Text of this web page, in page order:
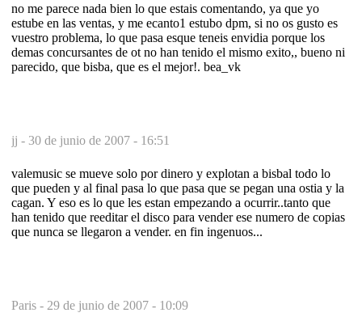
no me parece nada bien lo que estais comentando, ya que yo
estube en las ventas, y me ecanto1 estubo dpm, si no os gusto es
vuestro problema, lo que pasa esque teneis envidia porque los
demas concursantes de ot no han tenido el mismo exito,, bueno ni
parecido, que bisba, que es el mejor!. bea_vk
jj - 30 de junio de 2007 - 16:51
valemusic se mueve solo por dinero y explotan a bisbal todo lo
que pueden y al final pasa lo que pasa que se pegan una ostia y la
cagan. Y eso es lo que les estan empezando a ocurrir..tanto que
han tenido que reeditar el disco para vender ese numero de copias
que nunca se llegaron a vender. en fin ingenuos...
Paris - 29 de junio de 2007 - 10:09